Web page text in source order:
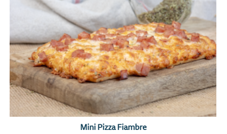
Mini Pizza Fiambre